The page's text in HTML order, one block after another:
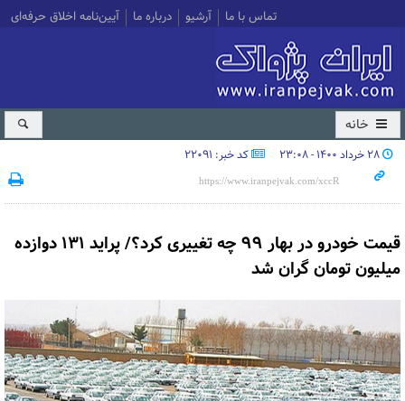
تماس با ما آرشیو درباره ما آیین‌نامه اخلاق حرفه‌ای
خانه
۲۸ خرداد ۱۴۰۰ - ۲۳:۰۸ کد خبر: 22091
قیمت خودرو در بهار ۹۹ چه تغییری کرد؟/ پراید ۱۳۱ دوازده
میلیون تومان گران شد